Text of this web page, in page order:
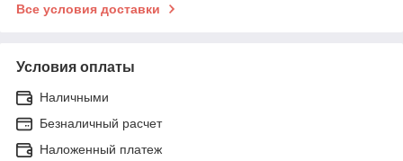
Все условия доставки
Условия оплаты
Наличными
Безналичный расчет
Наложенный платеж